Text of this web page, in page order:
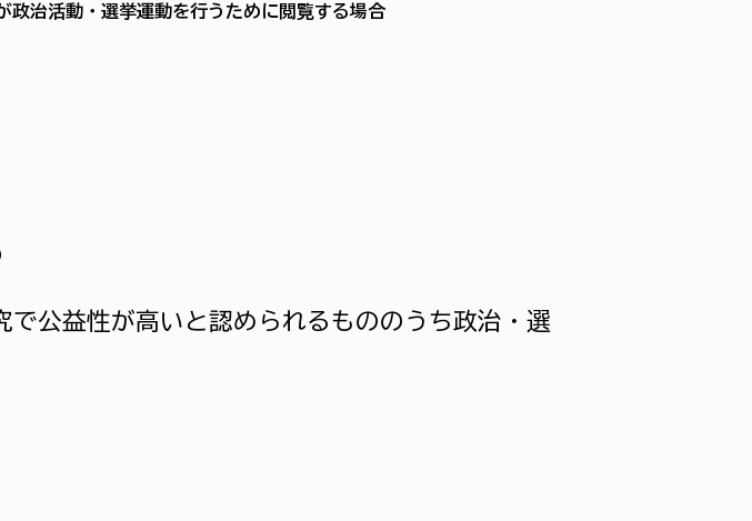
政治活動・選挙運動を行うために閲覧する場合
公益性が高いと認められるもののうち政治・選